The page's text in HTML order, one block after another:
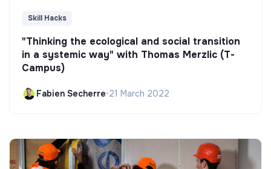
Skill Hacks
"Thinking the ecological and social transition
in a systemic way" with Thomas Merzlic (T-
Campus)
Fabien Secherre•21 March 2022